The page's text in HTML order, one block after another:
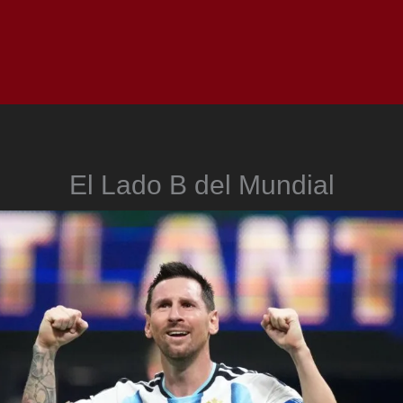
El Lado B del Mundial